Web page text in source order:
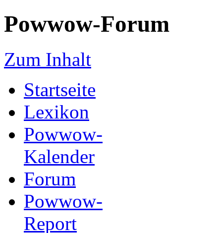
Powwow-Forum
Zum Inhalt
Startseite
Lexikon
Powwow-
Kalender
Forum
Powwow-
Report